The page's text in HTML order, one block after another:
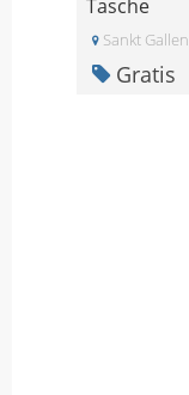
Tasche
Sankt Gallen
Gratis